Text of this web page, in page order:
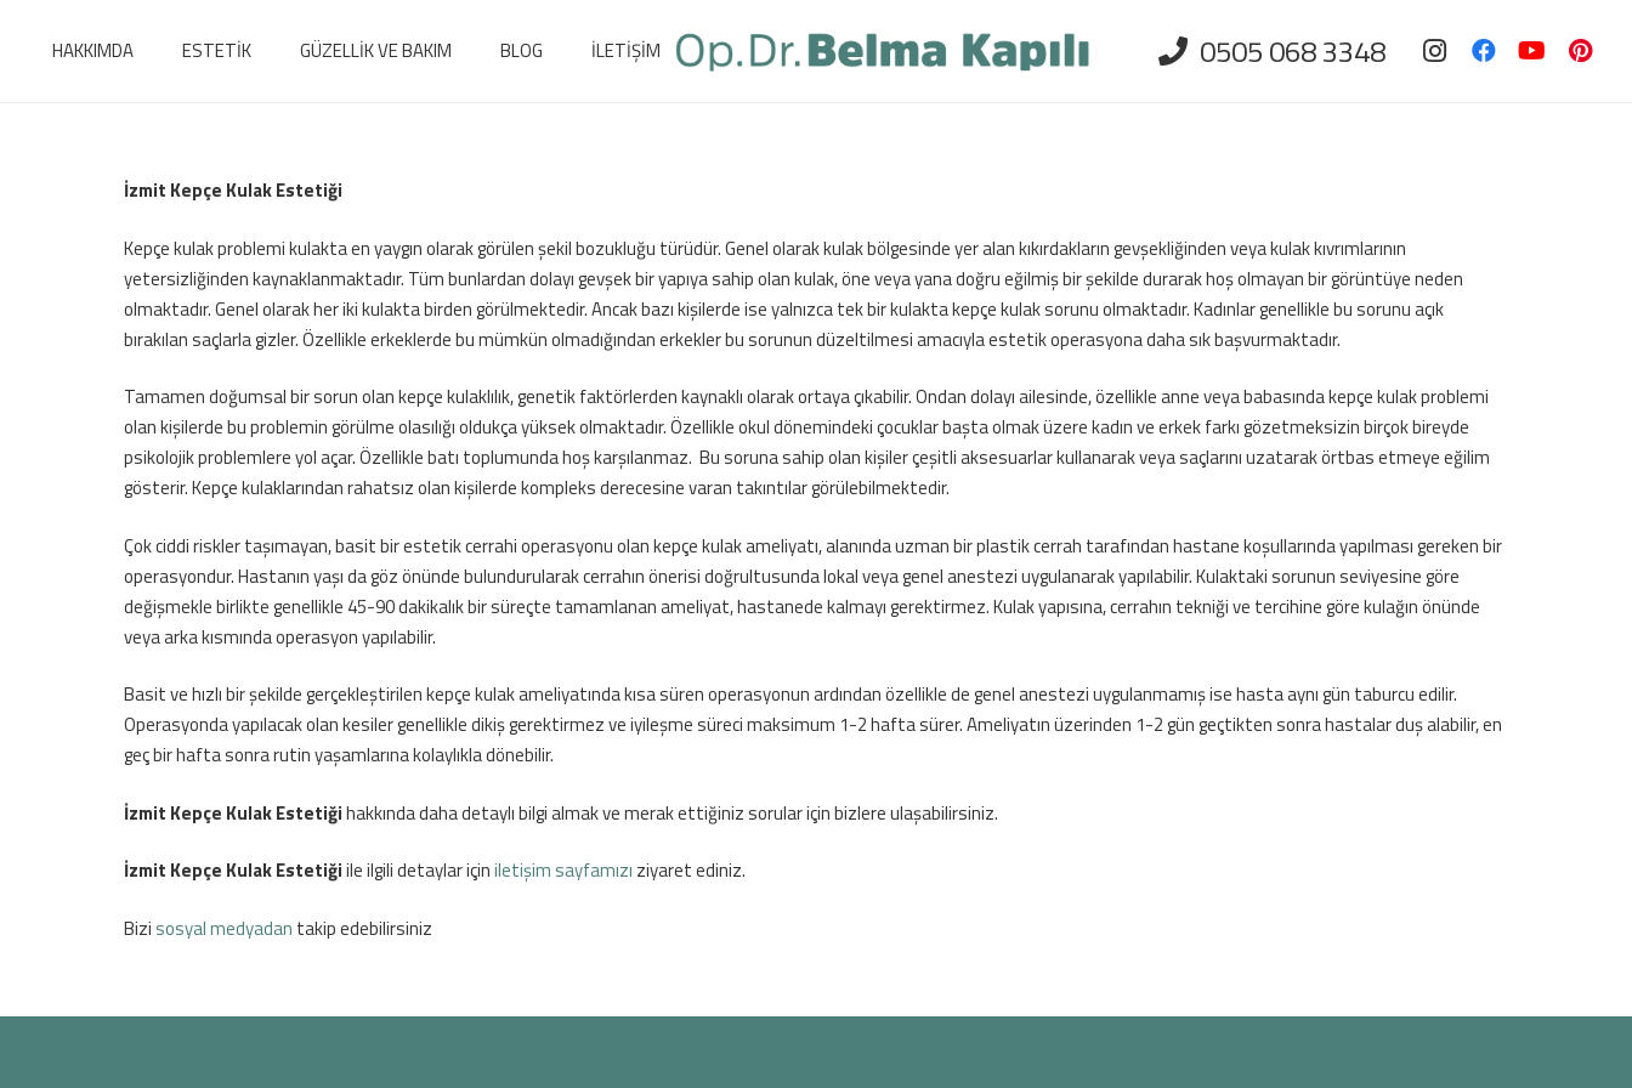
HAKKIMDA ESTETİK GÜZELLİK VE BAKIM BLOG İLETİŞİM 0505 068 3348
İzmit Kepçe Kulak Estetiği
Kepçe kulak problemi kulakta en yaygın olarak görülen şekil bozukluğu türüdür. Genel olarak kulak bölgesinde yer alan kıkırdakların gevşekliğinden veya kulak kıvrımlarının
yetersizliğinden kaynaklanmaktadır. Tüm bunlardan dolayı gevşek bir yapıya sahip olan kulak, öne veya yana doğru eğilmiş bir şekilde durarak hoş olmayan bir görüntüye neden
olmaktadır. Genel olarak her iki kulakta birden görülmektedir. Ancak bazı kişilerde ise yalnızca tek bir kulakta kepçe kulak sorunu olmaktadır. Kadınlar genellikle bu sorunu açık
bırakılan saçlarla gizler. Özellikle erkeklerde bu mümkün olmadığından erkekler bu sorunun düzeltilmesi amacıyla estetik operasyona daha sık başvurmaktadır.
Tamamen doğumsal bir sorun olan kepçe kulaklılık, genetik faktörlerden kaynaklı olarak ortaya çıkabilir. Ondan dolayı ailesinde, özellikle anne veya babasında kepçe kulak problemi
olan kişilerde bu problemin görülme olasılığı oldukça yüksek olmaktadır. Özellikle okul dönemindeki çocuklar başta olmak üzere kadın ve erkek farkı gözetmeksizin birçok bireyde
psikolojik problemlere yol açar. Özellikle batı toplumunda hoş karşılanmaz. Bu soruna sahip olan kişiler çeşitli aksesuarlar kullanarak veya saçlarını uzatarak örtbas etmeye eğilim
gösterir. Kepçe kulaklarından rahatsız olan kişilerde kompleks derecesine varan takıntılar görülebilmektedir.
Çok ciddi riskler taşımayan, basit bir estetik cerrahi operasyonu olan kepçe kulak ameliyatı, alanında uzman bir plastik cerrah tarafından hastane koşullarında yapılması gereken bir
operasyondur. Hastanın yaşı da göz önünde bulundurularak cerrahın önerisi doğrultusunda lokal veya genel anestezi uygulanarak yapılabilir. Kulaktaki sorunun seviyesine göre
değişmekle birlikte genellikle 45-90 dakikalık bir süreçte tamamlanan ameliyat, hastanede kalmayı gerektirmez. Kulak yapısına, cerrahın tekniği ve tercihine göre kulağın önünde
veya arka kısmında operasyon yapılabilir.
Basit ve hızlı bir şekilde gerçekleştirilen kepçe kulak ameliyatında kısa süren operasyonun ardından özellikle de genel anestezi uygulanmamış ise hasta aynı gün taburcu edilir.
Operasyonda yapılacak olan kesiler genellikle dikiş gerektirmez ve iyileşme süreci maksimum 1-2 hafta sürer. Ameliyatın üzerinden 1-2 gün geçtikten sonra hastalar duş alabilir, en
geç bir hafta sonra rutin yaşamlarına kolaylıkla dönebilir.
İzmit Kepçe Kulak Estetiğihakkında daha detaylı bilgi almak ve merak ettiğiniz sorular için bizlere ulaşabilirsiniz.
İzmit Kepçe Kulak Estetiğiile ilgili detaylar içiniletişim sayfamızı ziyaret ediniz.
Bizi sosyal medyadan takip edebilirsiniz